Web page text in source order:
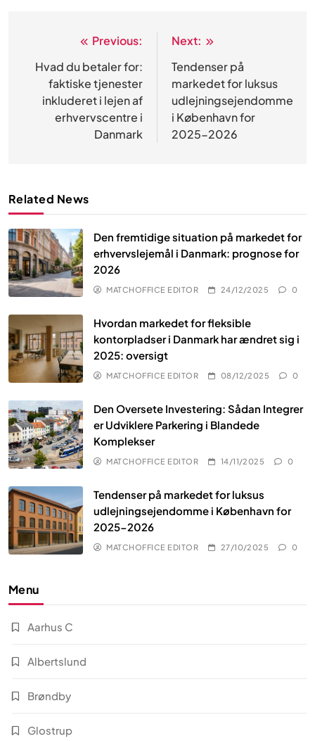
Indlægsnavigation
Previous:
Hvad du betaler for:
faktiske tjenester
inkluderet i lejen af
erhvervscentre i
Danmark
Next:
Tendenser på
markedet for luksus
udlejningsejendomme
i København for
2025-2026
Related News
Den fremtidige situation på markedet for
erhvervslejemål i Danmark: prognose for
2026
MATCHOFFICE EDITOR 24/12/2025 0
Hvordan markedet for fleksible
kontorpladser i Danmark har ændret sig i
2025: oversigt
MATCHOFFICE EDITOR 08/12/2025 0
Den Oversete Investering: Sådan Integrer
er Udviklere Parkering i Blandede
Komplekser
MATCHOFFICE EDITOR 14/11/2025 0
Tendenser på markedet for luksus
udlejningsejendomme i København for
2025-2026
MATCHOFFICE EDITOR 27/10/2025 0
Menu
Aarhus C
Albertslund
Brøndby
Glostrup